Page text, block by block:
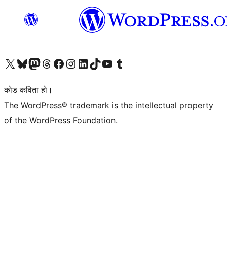
हाम्रो X (पहिले ट्विटर) खातामा जानुहोस्
हाम्रो Bluesky खाता भ्रमण गर्नुहोस्
हाम्रो म्यास्टोडन खाता भ्रमण गर्नुहोस्
हाम्रो थ्रेड्स खातामा जानुहोस्
हाम्रो फेसबुक पेजमा जानुहोस्
हाम्रो इन्स्टाग्राम खातामा जानुहोस्
हाम्रो लिङ्क्डइन खातामा जानुहोस्
हाम्रो TikTok खाता भ्रमण गर्नुहोस्
हाम्रो युट्युब च्यानलमा जानुहोस्
हाम्रो टम्बलर खाता भ्रमण गर्नुहोस्
कोड कविता हो।
The WordPress® trademark is the intellectual property
of the WordPress Foundation.